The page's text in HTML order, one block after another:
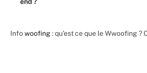
Infowoofing: qu’est ce que le Wwoofing ?